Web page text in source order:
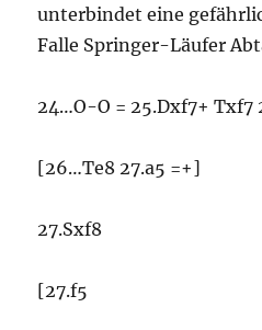
unterbindet eine
Falle Springer-Läufer
24…O-O = 25.Dxf7+ Txf7
[26…Te8 27.a5 =+]
27.Sxf8
[27.f5